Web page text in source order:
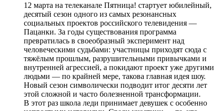
12 марта на телеканале Пятница! стартует юбилейный,
десятый сезон одного из самых резонансных
социальных проектов российского телевидения —
Пацанки. За годы существования программа
превратилась в своеобразный эксперимент над
человеческими судьбами: участницы приходят сюда с
тяжёлым прошлым, разрушительными привычками и
внутренней агрессией, а покидают проект уже другими
людьми — по крайней мере, такова главная идея шоу.
Новый сезон символически подводит итог десяти лет
этой сложной и часто болезненной трансформации.
В этот раз школа леди принимает девушек с особенно